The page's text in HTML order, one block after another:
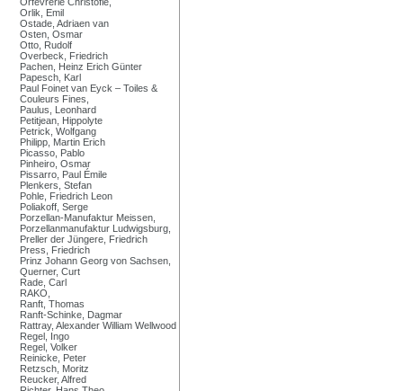
Orlik, Emil
Ostade, Adriaen van
Osten, Osmar
Otto, Rudolf
Overbeck, Friedrich
Pachen, Heinz Erich Günter
Papesch, Karl
Paul Foinet van Eyck – Toiles &
Couleurs Fines,
Paulus, Leonhard
Petitjean, Hippolyte
Petrick, Wolfgang
Philipp, Martin Erich
Picasso, Pablo
Pinheiro, Osmar
Pissarro, Paul Émile
Plenkers, Stefan
Pohle, Friedrich Leon
Poliakoff, Serge
Porzellan-Manufaktur Meissen,
Porzellanmanufaktur Ludwigsburg,
Preller der Jüngere, Friedrich
Press, Friedrich
Prinz Johann Georg von Sachsen,
Querner, Curt
Rade, Carl
RAKO,
Ranft, Thomas
Ranft-Schinke, Dagmar
Rattray, Alexander William Wellwood
Regel, Ingo
Regel, Volker
Reinicke, Peter
Retzsch, Moritz
Reucker, Alfred